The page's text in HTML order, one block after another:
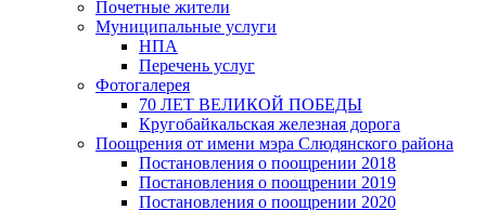
Почетные жители
Муниципальные услуги
НПА
Перечень услуг
Фотогалерея
70 ЛЕТ ВЕЛИКОЙ ПОБЕДЫ
Кругобайкальская железная дорога
Поощрения от имени мэра Слюдянского района
Постановления о поощрении 2018
Постановления о поощрении 2019
Постановления о поощрении 2020